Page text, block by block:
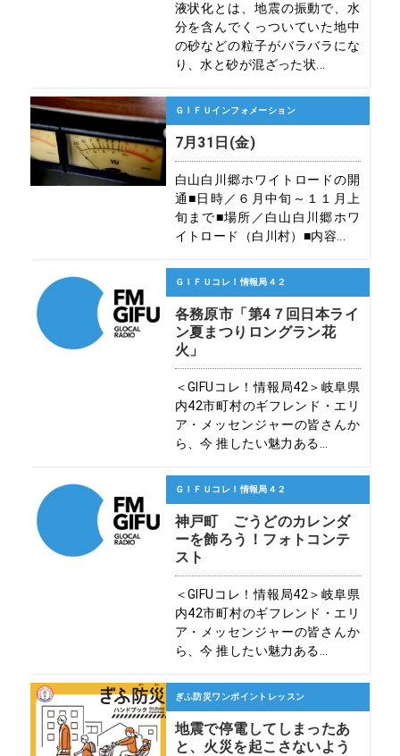
液状化とは、地震の振動で、水
分を含んでくっついていた地中
の砂などの粒子がバラバラにな
り、水と砂が混ざった状...
ＧＩＦＵインフォメーション
7月31日(金)
白山白川郷ホワイトロードの開
通■日時／６月中旬～１１月上
旬まで■場所／白山白川郷ホワ
イトロード（白川村）■内容...
ＧＩＦＵコレ！情報局４２
各務原市「第4７回日本ライ
ン夏まつりロングラン花
火」
＜GIFUコレ！情報局42＞岐阜県
内42市町村のギフレンド・エリ
ア・メッセンジャーの皆さんか
ら、今 推したい魅力ある...
ＧＩＦＵコレ！情報局４２
神戸町 ごうどのカレンダ
ーを飾ろう！フォトコンテ
スト
＜GIFUコレ！情報局42＞岐阜県
内42市町村のギフレンド・エリ
ア・メッセンジャーの皆さんか
ら、今 推したい魅力ある...
ぎふ防災ワンポイントレッスン
地震で停電してしまったあ
と、火災を起こさないよう